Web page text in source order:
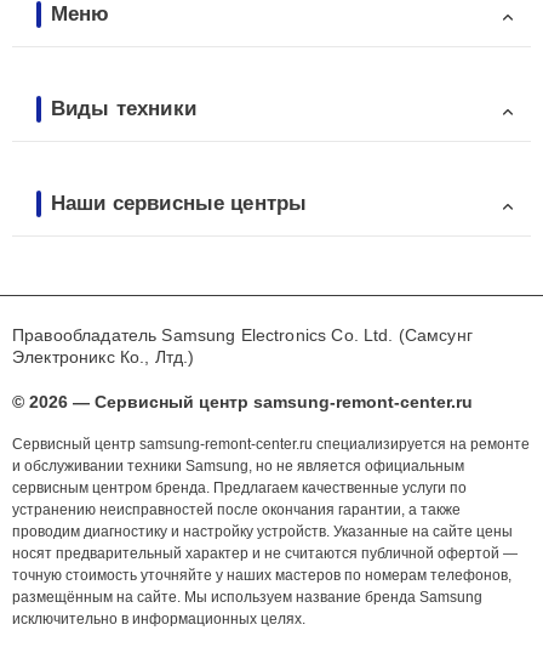
Меню
Виды техники
Наши сервисные центры
Правообладатель Samsung Electronics Co. Ltd. (Самсунг
Электроникс Ко., Лтд.)
© 2026 — Сервисный центр samsung-remont-center.ru
Сервисный центр samsung-remont-center.ru специализируется на ремонте
и обслуживании техники Samsung, но не является официальным
сервисным центром бренда. Предлагаем качественные услуги по
устранению неисправностей после окончания гарантии, а также
проводим диагностику и настройку устройств. Указанные на сайте цены
носят предварительный характер и не считаются публичной офертой —
точную стоимость уточняйте у наших мастеров по номерам телефонов,
размещённым на сайте. Мы используем название бренда Samsung
исключительно в информационных целях.